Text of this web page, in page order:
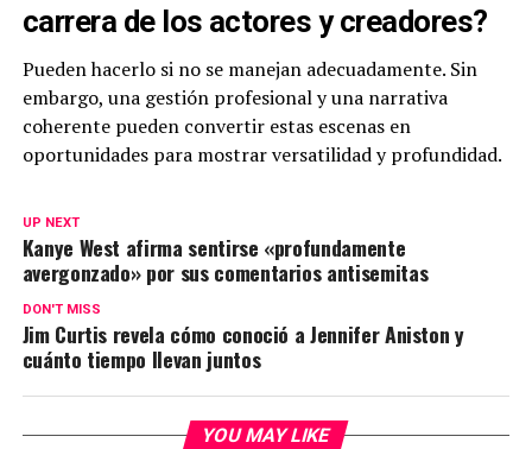
carrera de los actores y creadores?
Pueden hacerlo si no se manejan adecuadamente. Sin
embargo, una gestión profesional y una narrativa
coherente pueden convertir estas escenas en
oportunidades para mostrar versatilidad y profundidad.
UP NEXT
Kanye West afirma sentirse «profundamente
avergonzado» por sus comentarios antisemitas
DON'T MISS
Jim Curtis revela cómo conoció a Jennifer Aniston y
cuánto tiempo llevan juntos
YOU MAY LIKE